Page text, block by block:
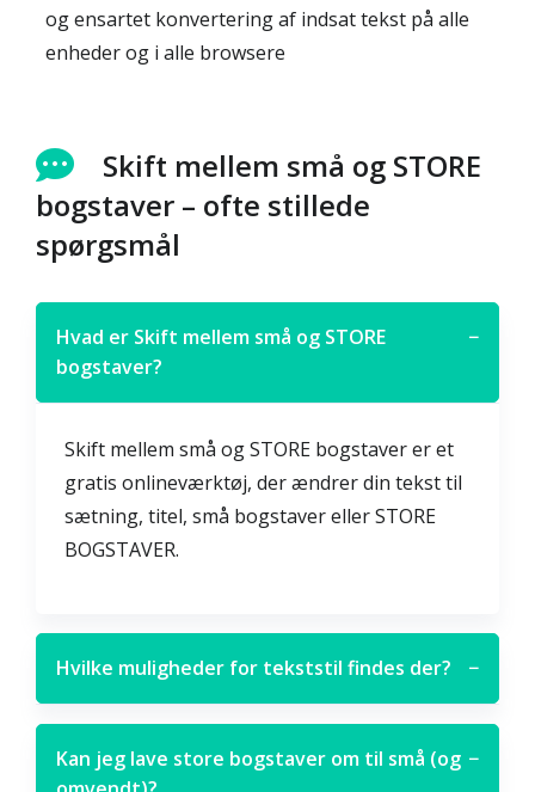
og ensartet konvertering af indsat tekst på alle
enheder og i alle browsere
Skift mellem små og STORE
bogstaver – ofte stillede
spørgsmål
Hvad er Skift mellem små og STORE
bogstaver?
−
Skift mellem små og STORE bogstaver er et
gratis onlineværktøj, der ændrer din tekst til
sætning, titel, små bogstaver eller STORE
BOGSTAVER.
Hvilke muligheder for tekststil findes der? −
Kan jeg lave store bogstaver om til små (og −